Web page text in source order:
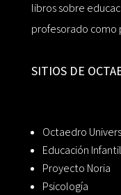
libros sobre
profesorado como
SITIOS DE
Octaedro
Educación Infantil
Proyecto Noria
Psicología